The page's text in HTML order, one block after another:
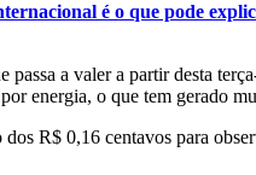
é o que pode
a valer a partir desta
energia, o que tem gerado
R$ 0,16 centavos para